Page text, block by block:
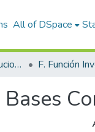
All of DSpace
Marco Normativo Institucional